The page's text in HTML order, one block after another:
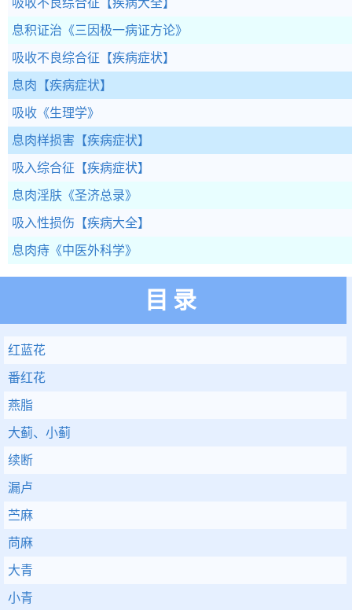
吸收不良综合征 【疾病大全】
息积证治 《三因极一病证方论》
吸收不良综合征 【疾病症状】
息肉 【疾病症状】
吸收 《生理学》
息肉样损害 【疾病症状】
吸入综合征 【疾病症状】
息肉淫肤 《圣济总录》
吸入性损伤 【疾病大全】
息肉痔 《中医外科学》
目录
红蓝花
番红花
燕脂
大蓟、小蓟
续断
漏卢
苎麻
苘麻
大青
小青